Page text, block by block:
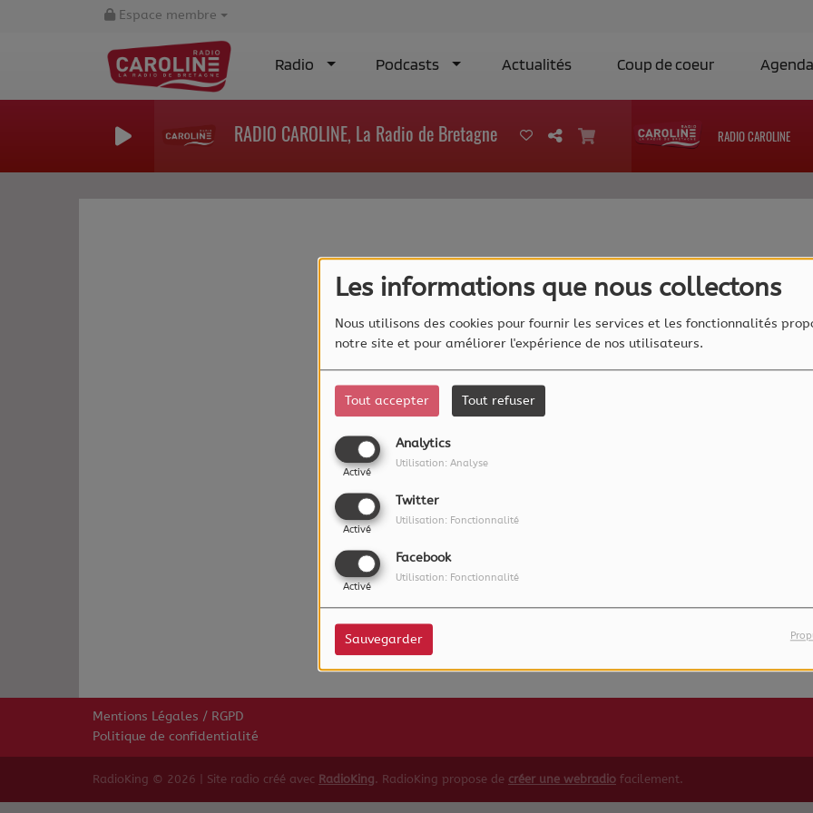
Les informations que nous collectons
Nous utilisons des cookies pour fournir les services et les fonctionnalités
notre site et pour améliorer l'expérience de nos utilisateurs.
Tout accepter Tout refuser
Analytics
Activé
Utilisation: Analyse
Twitter
Activé
Utilisation: Fonctionnalité
Facebook
Activé
Utilisation: Fonctionnalité
Sauvegarder
Espace membre
Radio Podcasts Actualités Coup de coeur Agenda
RADIO CAROLINE, La Radio de Bretagne RADIO CAROLINE
Oups, vous avez rencontré une
Il semble que la page que vous recherchez n’existe plus.
Mentions Légales / RGPD
Politique de confidentialité
RadioKing © 2026 | Site radio créé avec RadioKing. RadioKing propose de créer une webradio facilement.